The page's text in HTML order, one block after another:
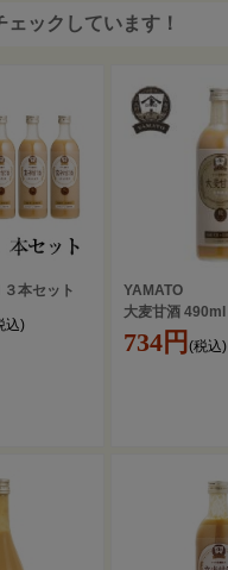
ックしています！
本セット
込)
YAMATO
大麦甘酒 490ml
734円 (税込)